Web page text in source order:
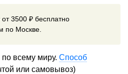
3500 ₽ бесплатно
по Москве.
всему миру. Способ
или самовывоз)